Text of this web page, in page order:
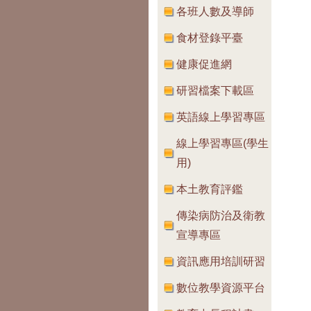
各班人數及導師
食材登錄平臺
健康促進網
研習檔案下載區
英語線上學習專區
線上學習專區(學生
用)
本土教育評鑑
傳染病防治及衛教
宣導專區
資訊應用培訓研習
數位教學資源平台